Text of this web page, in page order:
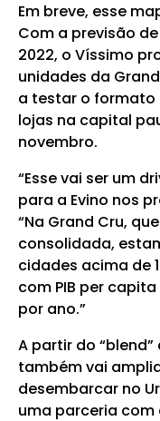
Em breve, esse
Com a previsão
2022, o Víssimo
unidades da
a testar o formato
lojas na capital
novembro.
“Esse vai ser um
para a Evino nos
“Na Grand Cru,
consolidada,
cidades acima de
com PIB per
por ano.”
A partir do
também vai
desembarcar no
uma parceria com